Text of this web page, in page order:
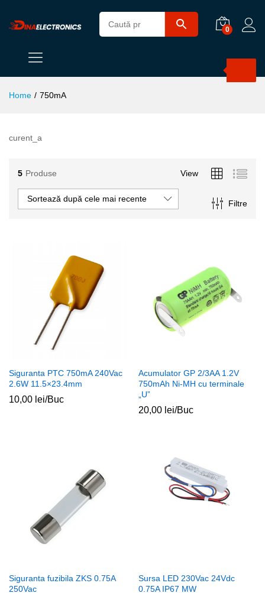
0
Home / 750mA
curent_a
5 Produse View
Filtre
Sortează după cele mai recente
Siguranta PTC 750mA 240Vac
2.6W 11.5×23.4mm
10,00 lei/Buc
Acumulator GP 2/3AA 1.2V
750mAh Ni-MH cu terminale
„U”
20,00 lei/Buc
Siguranta fuzibila ZKS 0.75A
250Vac
Sursa LED 230Vac 24Vdc
0.75A IP67 MW